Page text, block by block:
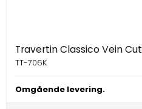
Travertin Classico Vein Cut
TT-706K
Omgående levering.